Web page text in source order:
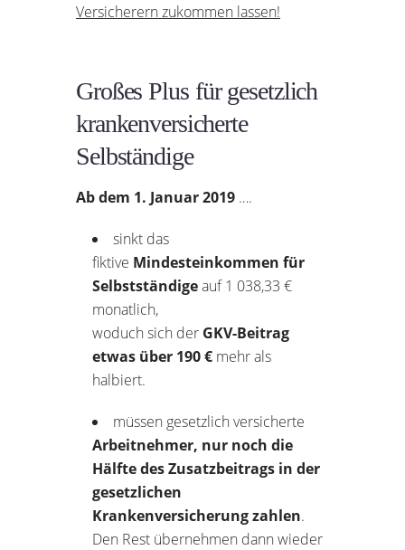
Versicherern zukommen lassen!
Großes Plus für gesetzlich
kranken­versicherte
Selbständige
Ab dem 1. Januar 2019 ….
sinkt das
fiktive Mindest­einkommen für
Selbst­ständigeauf 1 038,33 €
monatlich,
woduch sich der GKV-Beitrag
etwas über 190 € mehr als
halbiert.
müssen gesetzlich versicherte
Arbeitnehmer, nur noch die
Hälfte des Zusatzbeitrags in der
gesetzlichen
Krankenversicherung zahlen.
Den Rest übernehmen dann wieder